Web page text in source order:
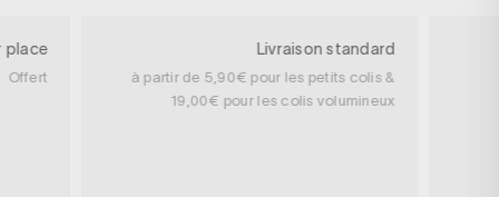
place
Offert
Livraison standard
à partir de 5,90€ pour les petits colis &
19,00€ pour les colis volumineux